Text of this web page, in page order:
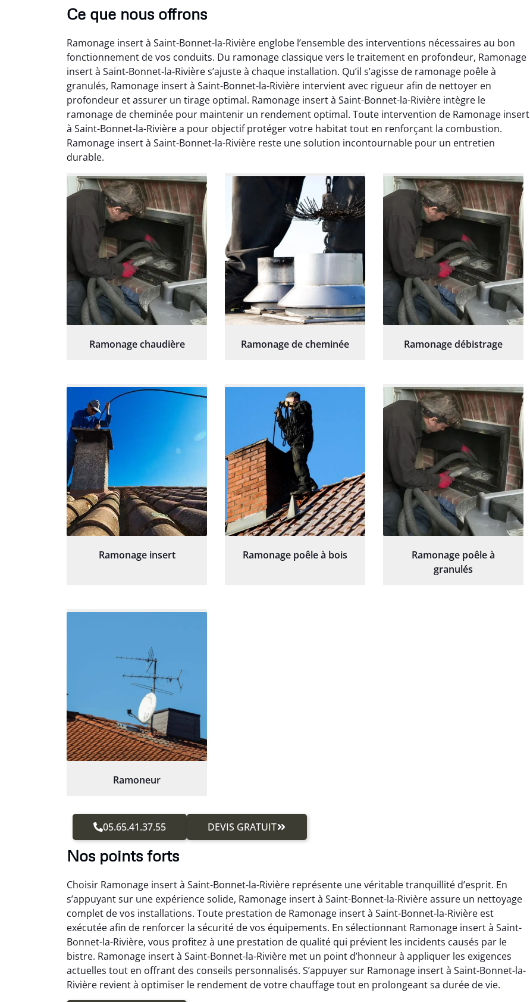
Ce que nous offrons
Ramonage insert à Saint-Bonnet-la-Rivière englobe l’ensemble des interventions nécessaires au bon
fonctionnement de vos conduits. Du ramonage classique vers le traitement en profondeur, Ramonage
insert à Saint-Bonnet-la-Rivière s’ajuste à chaque installation. Qu’il s’agisse de ramonage poêle à
granulés, Ramonage insert à Saint-Bonnet-la-Rivière intervient avec rigueur afin de nettoyer en
profondeur et assurer un tirage optimal. Ramonage insert à Saint-Bonnet-la-Rivière intègre le
ramonage de cheminée pour maintenir un rendement optimal. Toute intervention de Ramonage insert
à Saint-Bonnet-la-Rivière a pour objectif protéger votre habitat tout en renforçant la combustion.
Ramonage insert à Saint-Bonnet-la-Rivière reste une solution incontournable pour un entretien
durable.
Ramonage chaudière Ramonage de cheminée Ramonage débistrage
Ramonage insert Ramonage poêle à bois
Ramonage poêle à
granulés
Ramoneur
05.65.41.37.55 DEVIS GRATUIT
Nos points forts
Choisir Ramonage insert à Saint-Bonnet-la-Rivière représente une véritable tranquillité d’esprit. En
s’appuyant sur une expérience solide, Ramonage insert à Saint-Bonnet-la-Rivière assure un nettoyage
complet de vos installations. Toute prestation de Ramonage insert à Saint-Bonnet-la-Rivière est
exécutée afin de renforcer la sécurité de vos équipements. En sélectionnant Ramonage insert à Saint-
Bonnet-la-Rivière, vous profitez à une prestation de qualité qui prévient les incidents causés par le
bistre. Ramonage insert à Saint-Bonnet-la-Rivière met un point d’honneur à appliquer les exigences
actuelles tout en offrant des conseils personnalisés. S’appuyer sur Ramonage insert à Saint-Bonnet-la-
Rivière revient à optimiser le rendement de votre chauffage tout en prolongeant sa durée de vie.
Nicolas Perrin
22 janvier 2026
propre pour le ramonage
débistrage. On sent tout de
suite la différence au niveau
du tirage. Très satisfait.
Yannick Morel
12 juillet 2025
pour le ramonage débistrage
de ma cheminée. Le tirage
est nettement meilleur et
plus aucune odeur. Travail
propre et rapide.